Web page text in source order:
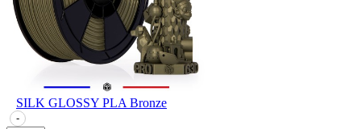
SILK GLOSSY PLA Bronze
-